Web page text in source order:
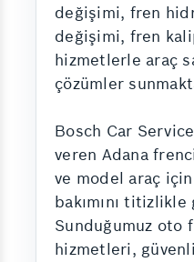
değişimi, fren
değişimi, fren
hizmetlerle araç
çözümler
Bosch Car
veren Adana
ve model araç
bakımını
Sunduğumuz oto
hizmetleri,